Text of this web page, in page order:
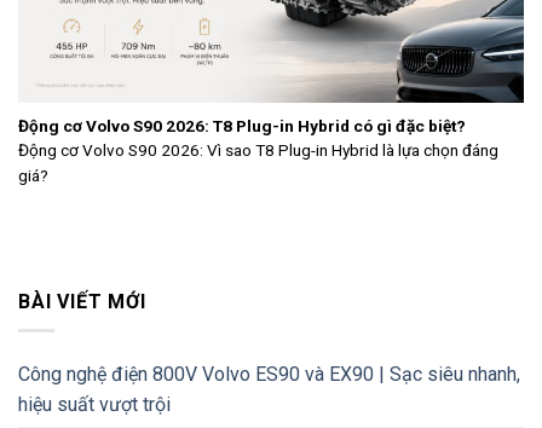
Động cơ Volvo S90 2026: T8 Plug-in Hybrid có gì đặc biệt?
Động cơ Volvo S90 2026: Vì sao T8 Plug-in Hybrid là lựa chọn đáng
giá?
BÀI VIẾT MỚI
Công nghệ điện 800V Volvo ES90 và EX90 | Sạc siêu nhanh,
hiệu suất vượt trội